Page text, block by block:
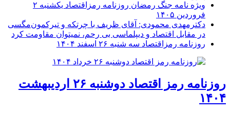
ویژه نامه جنگ رمضان روزنامه رمزاقتصاد یکشنبه ۲
فروردین ۱۴۰۵
دکترمهدى محمودى: آقای ظریف با چرتکه و تیرکمون‌مگسی
در مقابل اقتصاد و دیپلماسی بی رحم، نمیتوان مقاومت کرد
روزنامه رمزاقتصاد سه شنبه ۲۶ اسفند ۱۴۰۴
روزنامه رمز اقتصاد دوشنبه ۲۶ اردیبهشت
۱۴۰۴